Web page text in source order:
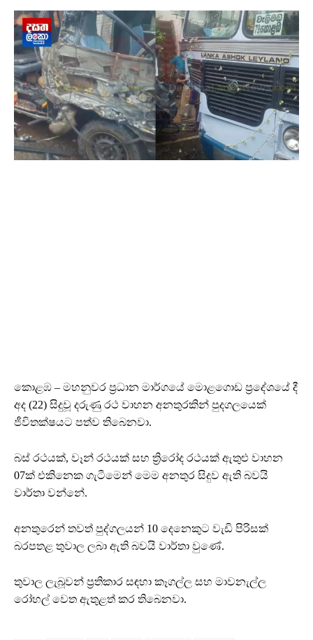
කොළඹ – මහනුවර ප්‍රධාන මාර්ගයේ මොළගොඩ ප්‍රදේශයේ දී
අද (22) සිදුවූ දරුණු රථ වාහන අනතුරකින් පුදගලයෙක්
ජීවිතක්ෂයට පත්ව තිබෙනවා.
බස් රථයක්, වෑන් රථයක් සහ ත්‍රිරෝද රථයක් ඇතුළු වාහන
07ක් එකිනෙක ගැටීමෙන් මෙම අනතුර සිදුව ඇති බවයි
වාර්තා වන්නේ.
අනතුරෙන් තවත් පුද්ගලයන් 10 දෙනෙකුට වැඩි පිරිසක්
බරපතළ තුවාල ලබා ඇති බවයි වාර්තා වුණේ.
තුවාල ලැබූවන් ප්‍රතිකාර සඳහා කෑගල්ල සහ මාවනැල්ල
රෝහල් වෙත ඇතුළත් කර තිබෙනවා.